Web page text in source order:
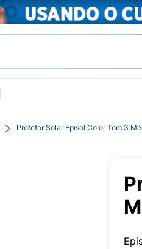
Protetor Solar Episol Color Tom 3